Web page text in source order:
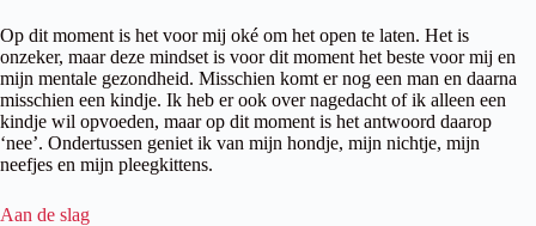
Op dit moment is het voor mij oké om het open te laten. Het is
onzeker, maar deze mindset is voor dit moment het beste voor mij en
mijn mentale gezondheid. Misschien komt er nog een man en daarna
misschien een kindje. Ik heb er ook over nagedacht of ik alleen een
kindje wil opvoeden, maar op dit moment is het antwoord daarop
‘nee’. Ondertussen geniet ik van mijn hondje, mijn nichtje, mijn
neefjes en mijn pleegkittens.
Aan de slag